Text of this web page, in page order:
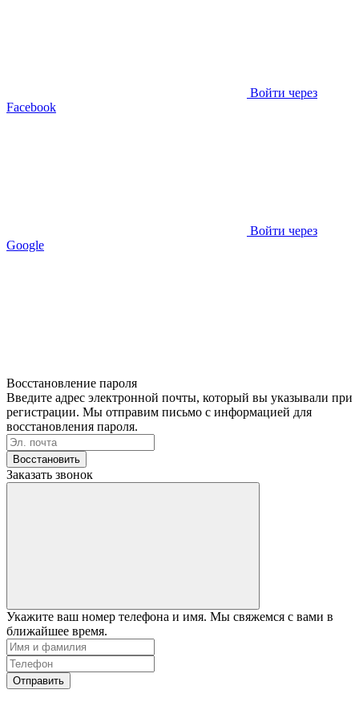
Войти через
Facebook
Войти через
Google
Восстановление пароля
Введите адрес электронной почты, который вы указывали при
регистрации. Мы отправим письмо с информацией для
восстановления пароля.
Восстановить
Заказать звонок
Укажите ваш номер телефона и имя. Мы свяжемся с вами в
ближайшее время.
Отправить